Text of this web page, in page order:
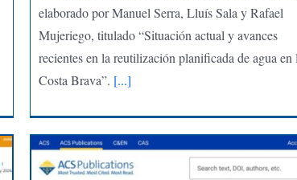
elaborado por Manuel Serra, Lluís Sala y Rafael
Mujeriego, titulado “Situación actual y avances
recientes en la reutilización planificada de agua en
Costa Brava”. [...]